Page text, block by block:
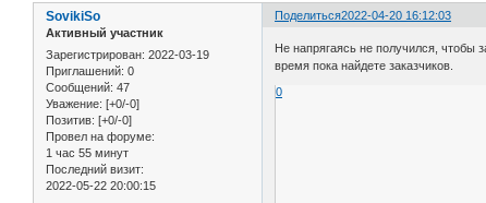
Поделиться2022-04-20 16:12:03
SovikiSo
Активный участник
Зарегистрирован: 2022-03-19
Приглашений: 0
Сообщений: 47
Уважение: [+0/-0]
Позитив: [+0/-0]
Провел на форуме:
1 час 55 минут
Последний визит:
2022-05-22 20:00:15
Не напрягаясь не получился, чтобы
время пока найдете заказчиков.
0